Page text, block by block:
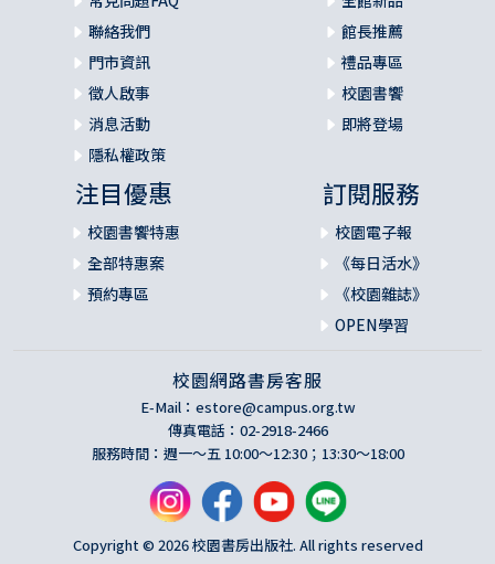
聯絡我們
門市資訊
徵人啟事
消息活動
隱私權政策
館長推薦
禮品專區
校園書饗
即將登場
注目優惠
校園書饗特惠
全部特惠案
預約專區
訂閱服務
校園電子報
《每日活水》
《校園雜誌》
OPEN學習
校園網路書房客服
E-Mail： estore@campus.org.tw
傳真電話：02-2918-2466
服務時間：週一～五 10:00～12:30；13:30～18:00
Copyright © 2026 校園書房出版社. All rights reserved